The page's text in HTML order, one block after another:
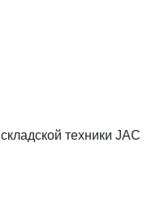
техники JAC